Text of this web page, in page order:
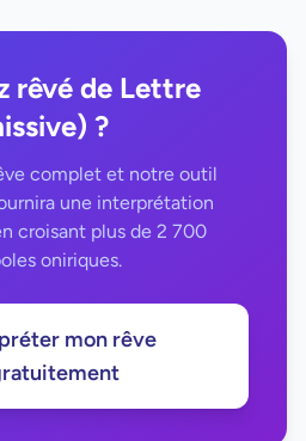
rêvé de Lettre
?
complet et notre outil
une interprétation
croisant plus de 2 700
oniriques.
mon rêve